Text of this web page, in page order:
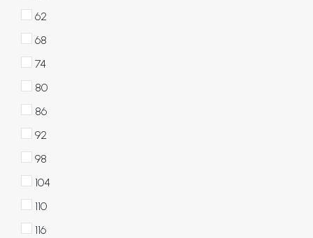
62
68
74
80
86
92
98
104
110
116